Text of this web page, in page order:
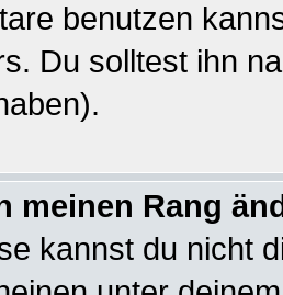
benutzen
Du solltest ihn
meinen Rang
kannst du nicht